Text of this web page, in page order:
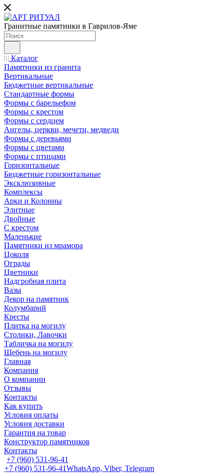
Гранитные памятники в Гаврилов-Яме
Каталог
Памятники из гранита
Вертикальные
Бюджетные вертикальные
Стандартные формы
Формы с барельефом
Формы с крестом
Формы с сердцем
Ангелы, церкви, мечети, медведи
Формы с деревьями
Формы с цветами
Формы с птицами
Горизонтальные
Бюджетные горизонтальные
Эксклюзивные
Комплексы
Арки и Колонны
Элитные
Двойные
С крестом
Маленькие
Памятники из мрамора
Цоколя
Ограды
Цветники
Надгробная плита
Вазы
Декор на памятник
Колумбарий
Кресты
Плитка на могилу
Столики, Лавочки
Табличка на могилу
Щебень на могилу
Главная
Компания
О компании
Отзывы
Контакты
Как купить
Условия оплаты
Условия доставки
Гарантия на товар
Конструктор памятников
Контакты
+7 (960) 531-96-41
+7 (960) 531-96-41WhatsApp, Viber, Telegram